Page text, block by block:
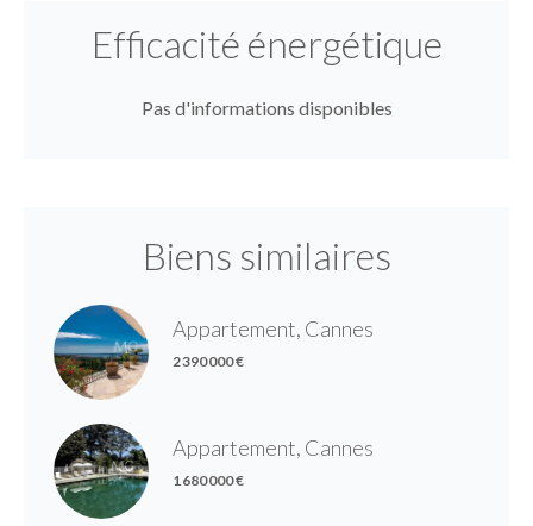
Efficacité énergétique
Pas d'informations disponibles
Biens similaires
Appartement, Cannes
2 390 000 €
Appartement, Cannes
1 680 000 €